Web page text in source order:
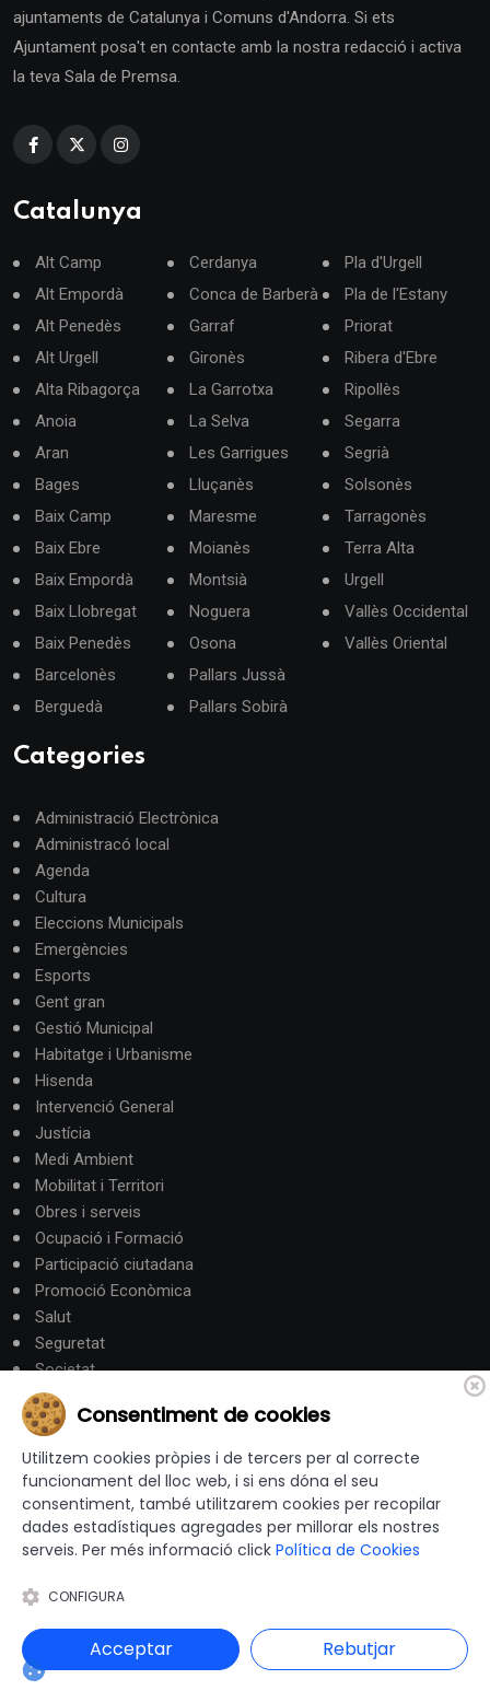
ajuntaments de Catalunya i Comuns d'Andorra. Si ets
Ajuntament posa't en contacte amb la nostra redacció i activa
la teva Sala de Premsa.
Catalunya
Alt Camp
Alt Empordà
Alt Penedès
Alt Urgell
Alta Ribagorça
Anoia
Aran
Bages
Baix Camp
Baix Ebre
Baix Empordà
Baix Llobregat
Baix Penedès
Barcelonès
Berguedà
Cerdanya
Conca de Barberà
Garraf
Gironès
La Garrotxa
La Selva
Les Garrigues
Lluçanès
Maresme
Moianès
Montsià
Noguera
Osona
Pallars Jussà
Pallars Sobirà
Pla d'Urgell
Pla de l'Estany
Priorat
Ribera d'Ebre
Ripollès
Segarra
Segrià
Solsonès
Tarragonès
Terra Alta
Urgell
Vallès Occidental
Vallès Oriental
Categories
Administració Electrònica
Administracó local
Agenda
Cultura
Eleccions Municipals
Emergències
Esports
Gent gran
Gestió Municipal
Habitatge i Urbanisme
Hisenda
Intervenció General
Justícia
Medi Ambient
Mobilitat i Territori
Obres i serveis
Ocupació i Formació
Participació ciutadana
Promoció Econòmica
Salut
Seguretat
Societat
Turisme
Altres Canals
canalandorra.ad
© 2012-2026 Ajuntaments de Catalunya - Tots els drets
Avís Legal |Política de privacitat
Política de Cookies|Accessibilitat|
Consentiment de cookies
Utilitzem cookies pròpies i de tercers per al correcte
funcionament del lloc web, i si ens dóna el seu
consentiment, també utilitzarem cookies per recopilar
dades estadístiques agregades per millorar els nostres
serveis. Per més informació click Política de Cookies
CONFIGURA
Acceptar Rebutjar